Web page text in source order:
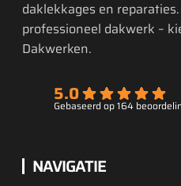
daklekkages en
professioneel dakwerk –
Dakwerken.
5.0
Gebaseerd op 164
NAVIGATIE